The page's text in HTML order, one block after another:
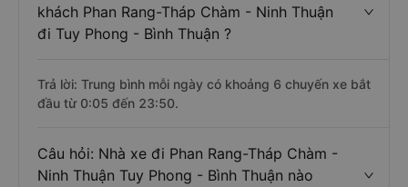
khách Phan Rang-Tháp Chàm - Ninh Thuận
đi Tuy Phong - Bình Thuận ?
Trả lời: Trung bình mỗi ngày có khoảng 6 chuyến xe bắt
đầu từ 0:05 đến 23:50.
Câu hỏi: Nhà xe đi Phan Rang-Tháp Chàm -
Ninh Thuận Tuy Phong - Bình Thuận nào